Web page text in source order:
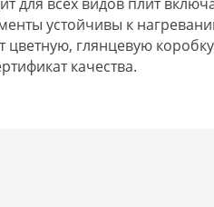
устойчивы к
цветную, глянцевую
качества.